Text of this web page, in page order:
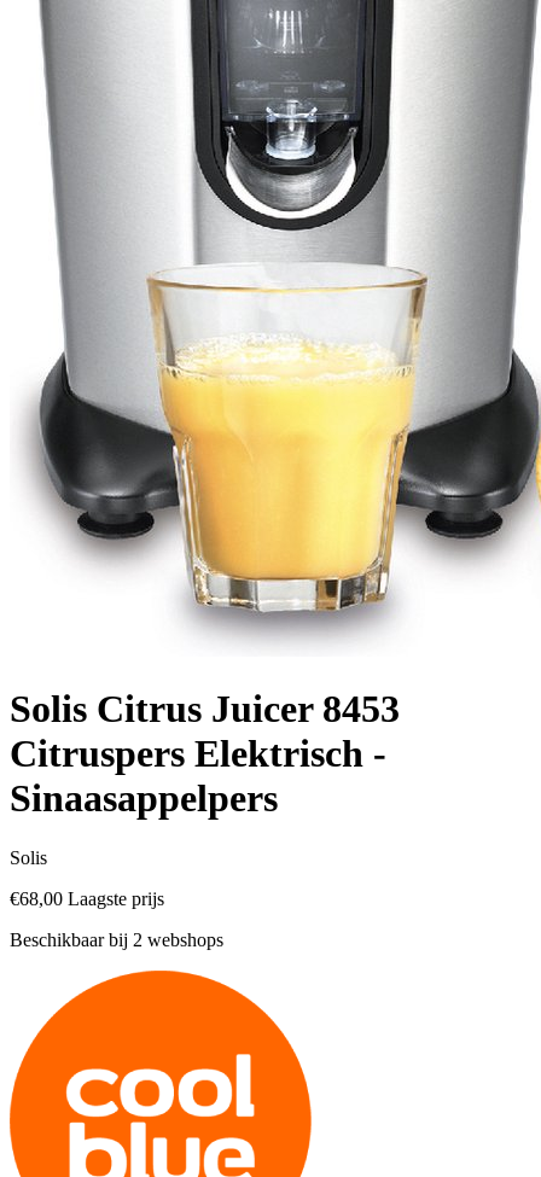
Solis Citrus Juicer 8453
Citruspers Elektrisch -
Sinaasappelpers
Solis
€68,00 Laagste prijs
Beschikbaar bij 2 webshops